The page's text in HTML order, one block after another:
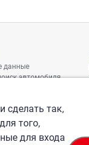
данные
автомобиля
сделать так,
того,
для входа